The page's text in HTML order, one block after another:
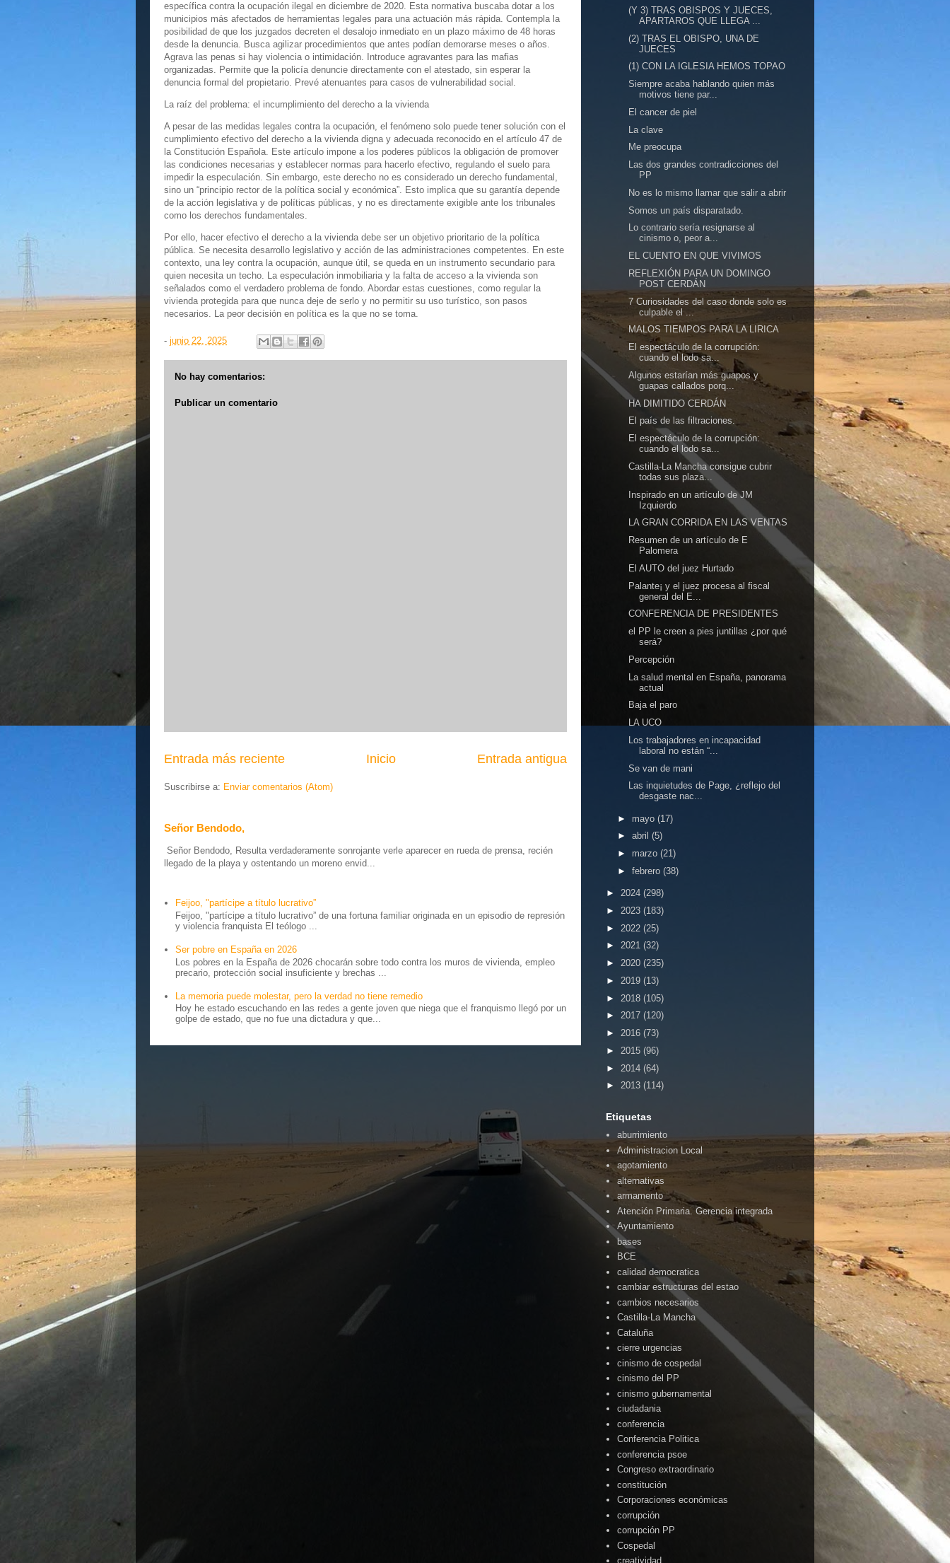
específica contra la ocupación ilegal en diciembre de 2020. Esta normativa buscaba dotar a los
municipios más afectados de herramientas legales para una actuación más rápida. Contempla la
posibilidad de que los juzgados decreten el desalojo inmediato en un plazo máximo de 48 horas
desde la denuncia. Busca agilizar procedimientos que antes podían demorarse meses o años.
Agrava las penas si hay violencia o intimidación. Introduce agravantes para las mafias
organizadas. Permite que la policía denuncie directamente con el atestado, sin esperar la
denuncia formal del propietario. Prevé atenuantes para casos de vulnerabilidad social.
La raíz del problema: el incumplimiento del derecho a la vivienda
A pesar de las medidas legales contra la ocupación, el fenómeno solo puede tener solución con el
cumplimiento efectivo del derecho a la vivienda digna y adecuada reconocido en el artículo 47 de
la Constitución Española. Este artículo impone a los poderes públicos la obligación de promover
las condiciones necesarias y establecer normas para hacerlo efectivo, regulando el suelo para
impedir la especulación. Sin embargo, este derecho no es considerado un derecho fundamental,
sino un “principio rector de la política social y económica”. Esto implica que su garantía depende
de la acción legislativa y de políticas públicas, y no es directamente exigible ante los tribunales
como los derechos fundamentales.
Por ello, hacer efectivo el derecho a la vivienda debe ser un objetivo prioritario de la política
pública. Se necesita desarrollo legislativo y acción de las administraciones competentes. En este
contexto, una ley contra la ocupación, aunque útil, se queda en un instrumento secundario para
quien necesita un techo. La especulación inmobiliaria y la falta de acceso a la vivienda son
señalados como el verdadero problema de fondo. Abordar estas cuestiones, como regular la
vivienda protegida para que nunca deje de serlo y no permitir su uso turístico, son pasos
necesarios. La peor decisión en política es la que no se toma.
- junio 22, 2025
No hay comentarios:
Publicar un comentario
Entrada más reciente Entrada antigua
Inicio
Suscribirse a: Enviar comentarios (Atom)
Señor Bendodo,
Señor Bendodo, Resulta verdaderamente sonrojante verle aparecer en rueda de prensa, recién
llegado de la playa y ostentando un moreno envid...
Feijoo, "partícipe a título lucrativo”
Feijoo, "partícipe a título lucrativo” de una fortuna familiar originada en un episodio de represión
y violencia franquista El teólogo ...
Ser pobre en España en 2026
Los pobres en la España de 2026 chocarán sobre todo contra los muros de vivienda, empleo
precario, protección social insuficiente y brechas ...
La memoria puede molestar, pero la verdad no tiene remedio
Hoy he estado escuchando en las redes a gente joven que niega que el franquismo llegó por un
golpe de estado, que no fue una dictadura y que...
(Y 3) TRAS OBISPOS Y JUECES,
APARTAROS QUE LLEGA ...
(2) TRAS EL OBISPO, UNA DE
JUECES
(1) CON LA IGLESIA HEMOS TOPAO
Siempre acaba hablando quien más
motivos tiene par...
El cancer de piel
La clave
Me preocupa
Las dos grandes contradicciones del
PP
No es lo mismo llamar que salir a abrir
Somos un país disparatado.
Lo contrario sería resignarse al
cinismo o, peor a...
EL CUENTO EN QUE VIVIMOS
REFLEXIÓN PARA UN DOMINGO
POST CERDÁN
7 Curiosidades del caso donde solo es
culpable el ...
MALOS TIEMPOS PARA LA LIRICA
El espectáculo de la corrupción:
cuando el lodo sa...
Algunos estarían más guapos y
guapas callados porq...
HA DIMITIDO CERDÁN
El país de las filtraciones.
El espectáculo de la corrupción:
cuando el lodo sa...
Castilla-La Mancha consigue cubrir
todas sus plaza...
Inspirado en un artículo de JM
Izquierdo
LA GRAN CORRIDA EN LAS VENTAS
Resumen de un artículo de E
Palomera
El AUTO del juez Hurtado
Palante¡ y el juez procesa al fiscal
general del E...
CONFERENCIA DE PRESIDENTES
el PP le creen a pies juntillas ¿por qué
será?
Percepción
La salud mental en España, panorama
actual
Baja el paro
LA UCO
Los trabajadores en incapacidad
laboral no están “...
Se van de mani
Las inquietudes de Page, ¿reflejo del
desgaste nac...
► mayo (17)
► abril (5)
► marzo (21)
► febrero (38)
► 2024 (298)
► 2023 (183)
► 2022 (25)
► 2021 (32)
► 2020 (235)
► 2019 (13)
► 2018 (105)
► 2017 (120)
► 2016 (73)
► 2015 (96)
► 2014 (64)
► 2013 (114)
Etiquetas
aburrimiento
Administracion Local
agotamiento
alternativas
armamento
Atención Primaria. Gerencia integrada
Ayuntamiento
bases
BCE
calidad democratica
cambiar estructuras del estao
cambios necesarios
Castilla-La Mancha
Cataluña
cierre urgencias
cinismo de cospedal
cinismo del PP
cinismo gubernamental
ciudadania
conferencia
Conferencia Politica
conferencia psoe
Congreso extraordinario
constitución
Corporaciones económicas
corrupción
corrupción PP
Cospedal
creatividad